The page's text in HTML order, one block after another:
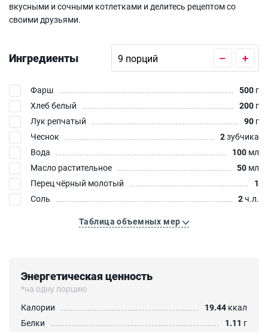
вкусными и сочными котлетками и делитесь рецептом со
своими друзьями.
Ингредиенты – +
Фарш 500 г
Хлеб белый
200 г
Лук репчатый
90 г
Чеснок
2зубчика
Вода
100 мл
Масло растительное
50 мл
Перец чёрный молотый
1
Соль
2ч.л.
Таблица объемных мер
Энергетическая ценность
*на одну порцию
Калории
19.44 ккал
Белки
1.11 г